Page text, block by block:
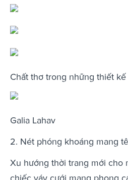
Chất thơ trong những thiết
Galia Lahav
2. Nét phóng khoáng mang
Xu hướng thời trang mới cho
chiếc váy cưới mang phong